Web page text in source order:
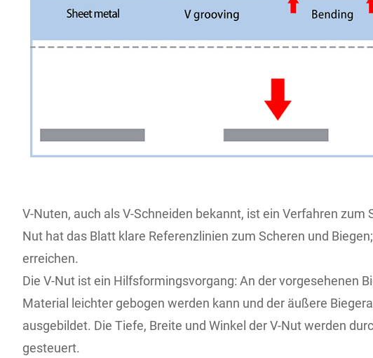
V-Nuten, auch als V-Schneiden bekannt, ist ein Verfahren
Nut hat das Blatt klare Referenzlinien zum Scheren und
erreichen.
Die V-Nut ist ein Hilfsformingsvorgang: An der vorgesehenen
Material leichter gebogen werden kann und der äußere
ausgebildet. Die Tiefe, Breite und Winkel der V-Nut werden
gesteuert.